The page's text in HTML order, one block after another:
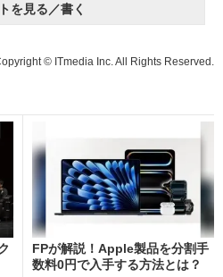
を見る／書く
© ITmedia Inc. All Rights Reserved.
FPが解説！Apple製品を分割手
数料0円で入手する方法とは？